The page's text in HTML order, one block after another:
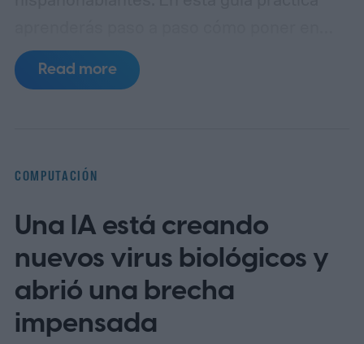
español MyChart (el portal de pacientes
basado en Epic), así como apps populares
en su idioma.
Read more
COMPUTACIÓN
Una IA está creando
nuevos virus biológicos y
abrió una brecha
impensada